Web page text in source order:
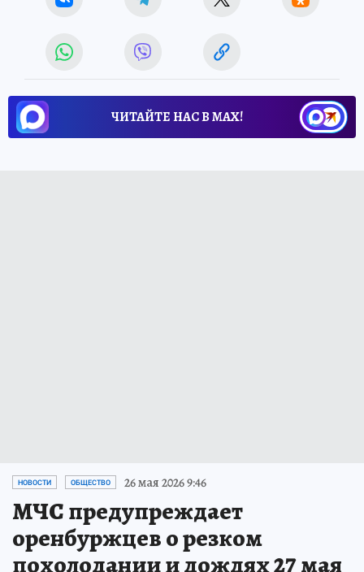
ЧИТАЙТЕ НАС В МАХ!
НОВОСТИ ОБЩЕСТВО 26 мая 2026 9:46
МЧС предупреждает
оренбуржцев о резком
похолодании и дождях 27 мая